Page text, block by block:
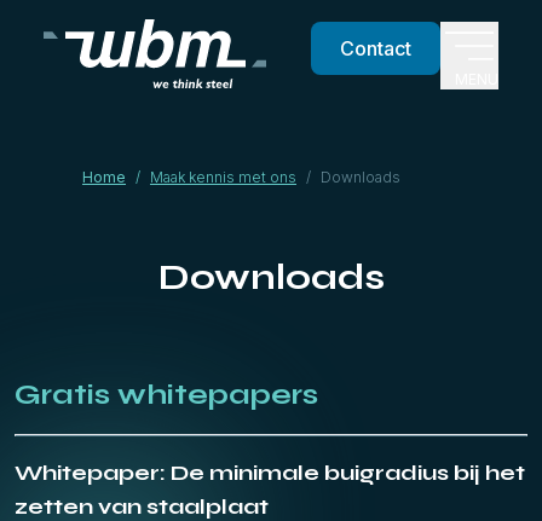
Contact
Home / Maak kennis met ons / Downloads
Downloads
Gratis whitepapers
Whitepaper: De minimale buigradius bij het
zetten van staalplaat